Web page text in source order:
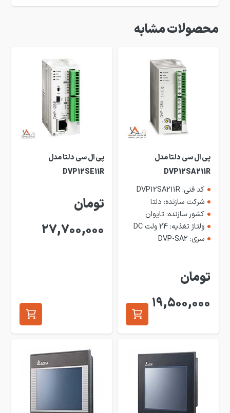
محصولات مشابه
پی ال سی دلتا مدل
DVP12SA211R
کد فنی: DVP12SA211R
شرکت سازنده: دلتا
کشور سازنده: تایوان
ولتاژ تغذیه: 24 ولت DC
سری: DVP-SA2
تومان
19,500,000
پی ال سی دلتا مدل
DVP12SE11R
تومان
27,700,000